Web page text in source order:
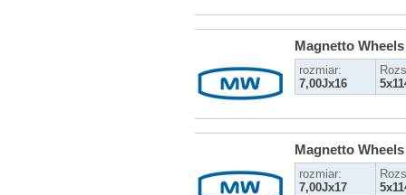
Magnetto
rozmiar:
7,00Jx16
Magnetto
rozmiar:
7,00Jx17